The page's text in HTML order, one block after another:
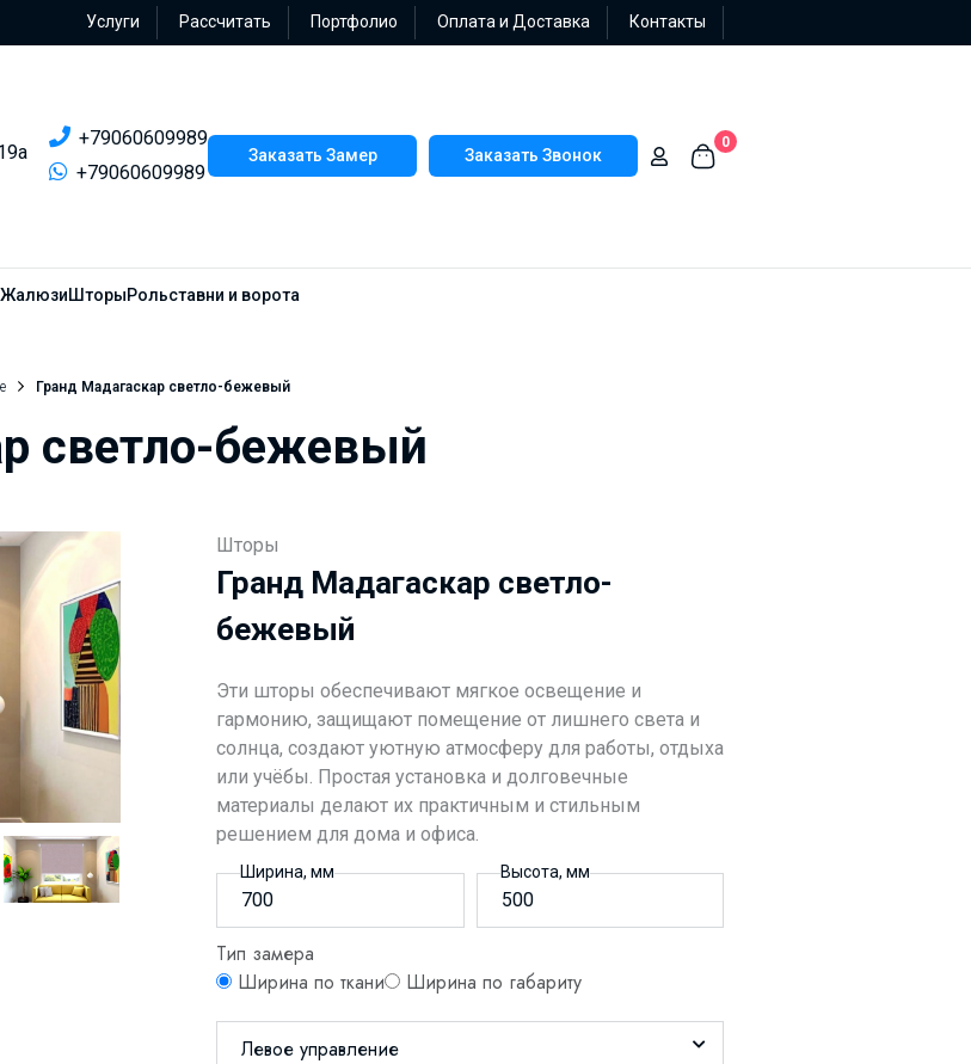
Услуги Рассчитать Портфолио Оплата и Доставка Контакты
+79060609989
+79060609989
Заказать Замер Заказать Звонок
0
ЖалюзиШторыРольставни и ворота
Гранд Мадагаскар светло-бежевый
светло-бежевый
Шторы
Гранд Мадагаскар светло-
бежевый
Эти шторы обеспечивают мягкое освещение и
гармонию, защищают помещение от лишнего света и
солнца, создают уютную атмосферу для работы, отдыха
или учёбы. Простая установка и долговечные
материалы делают их практичным и стильным
решением для дома и офиса.
Ширина, мм Высота, мм
Тип замера
Ширина по ткани
Ширина по габариту
Левое управление